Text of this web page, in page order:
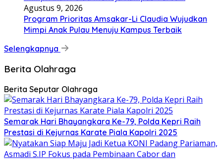
Agustus 9, 2026
Program Prioritas Amsakar-Li Claudia Wujudkan
Mimpi Anak Pulau Menuju Kampus Terbaik
Selengkapnya
Berita Olahraga
Berita Seputar Olahraga
Semarak Hari Bhayangkara Ke-79, Polda Kepri Raih
Prestasi di Kejurnas Karate Piala Kapolri 2025